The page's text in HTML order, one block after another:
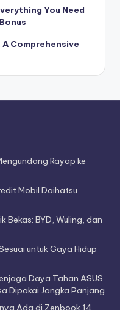
You Need
A Comprehensive
Rayap ke
Mobil Daihatsu
Bekas: BYD, Wuling, dan
untuk Gaya Hidup
Daya Tahan ASUS
Dipakai Jangka Panjang
Ada di Zenbook 14